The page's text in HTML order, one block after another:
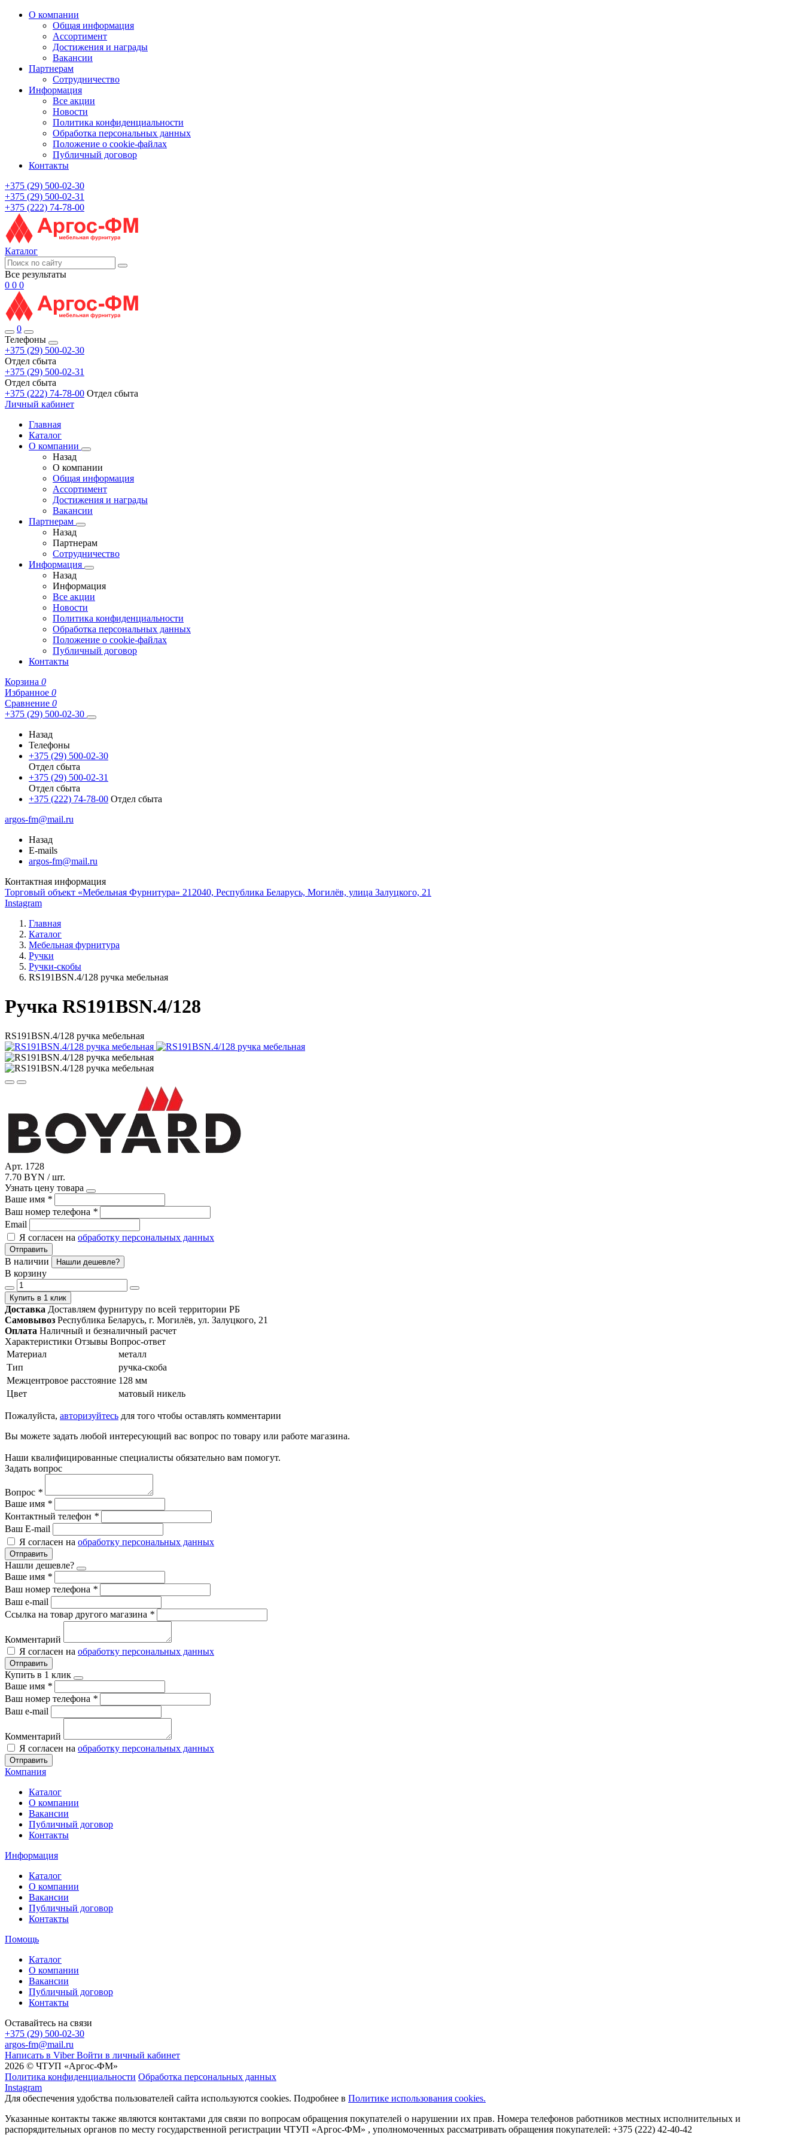
О компании
Общая информация
Ассортимент
Достижения и награды
Вакансии
Партнерам
Сотрудничество
Информация
Все акции
Новости
Политика конфиденциальности
Обработка персональных данных
Положение о cookie-файлах
Публичный договор
Контакты
+375 (29) 500-02-30
+375 (29) 500-02-31
+375 (222) 74-78-00
Каталог
Все результаты
0 0 0
0
Телефоны
+375 (29) 500-02-30
Отдел сбыта
+375 (29) 500-02-31
Отдел сбыта
+375 (222) 74-78-00 Отдел сбыта
Личный кабинет
Главная
Каталог
О компании
Назад
О компании
Общая информация
Ассортимент
Достижения и награды
Вакансии
Партнерам
Назад
Партнерам
Сотрудничество
Информация
Назад
Информация
Все акции
Новости
Политика конфиденциальности
Обработка персональных данных
Положение о cookie-файлах
Публичный договор
Контакты
Корзина 0
Избранное 0
Сравнение 0
+375 (29) 500-02-30
Назад
Телефоны
+375 (29) 500-02-30
Отдел сбыта
+375 (29) 500-02-31
Отдел сбыта
+375 (222) 74-78-00 Отдел сбыта
argos-fm@mail.ru
Назад
E-mails
argos-fm@mail.ru
Контактная информация
Торговый объект «Мебельная Фурнитура» 212040, Республика Беларусь, Могилёв, улица Залуцкого, 21
Instagram
Главная
Каталог
Мебельная фурнитура
Ручки
Ручки-скобы
RS191BSN.4/128 ручка мебельная
Ручка RS191BSN.4/128
RS191BSN.4/128 ручка мебельная
Арт. 1728
7.70 BYN / шт.
Узнать цену товара
Ваше имя *
Ваш номер телефона *
Email
Я согласен на обработку персональных данных
Отправить
В наличии Нашли дешевле?
В корзину
Купить в 1 клик
Доставка Доставляем фурнитуру по всей территории РБ
Самовывоз Республика Беларусь, г. Могилёв, ул. Залуцкого, 21
Оплата Наличный и безналичный расчет
Характеристики Отзывы Вопрос-ответ
Материал
металл
Тип
ручка-скоба
Межцентровое расстояние 128 мм
Цвет
матовый никель
Пожалуйста, авторизуйтесь для того чтобы оставлять комментарии
Вы можете задать любой интересующий вас вопрос по товару или работе магазина.
Наши квалифицированные специалисты обязательно вам помогут.
Задать вопрос
Вопрос *
Ваше имя *
Контактный телефон *
Ваш E-mail
Я согласен на обработку персональных данных
Отправить
Нашли дешевле?
Ваше имя *
Ваш номер телефона *
Ваш e-mail
Ссылка на товар другого магазина *
Комментарий
Я согласен на обработку персональных данных
Отправить
Купить в 1 клик
Ваше имя *
Ваш номер телефона *
Ваш e-mail
Комментарий
Я согласен на обработку персональных данных
Отправить
Компания
Каталог
О компании
Вакансии
Публичный договор
Контакты
Информация
Каталог
О компании
Вакансии
Публичный договор
Контакты
Помощь
Каталог
О компании
Вакансии
Публичный договор
Контакты
Оставайтесь на связи
+375 (29) 500-02-30
argos-fm@mail.ru
Написать в Viber Войти в личный кабинет
2026 © ЧТУП «Аргос-ФМ»
Политика конфиденциальности Обработка персональных данных
Instagram
Для обеспечения удобства пользователей сайта используются cookies. Подробнее в Политике использования cookies.
Указанные контакты также являются контактами для связи по вопросам обращения покупателей о нарушении их прав. Номера телефонов работников местных исполнительных и
распорядительных органов по месту государственной регистрации ЧТУП «Аргос-ФМ» , уполномоченных рассматривать обращения покупателей: +375 (222) 42-40-42